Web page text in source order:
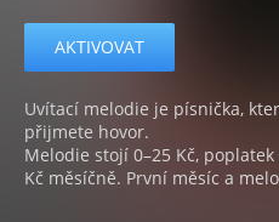
AKTIVOVAT
Uvítací melodie je písnička,
přijmete hovor.
Melodie stojí 0–25 Kč,
Kč měsíčně. První měsíc a